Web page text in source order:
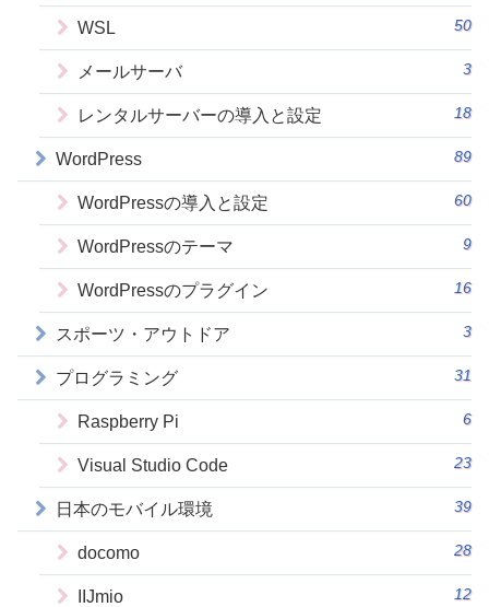
WSL 50
メールサーバ 3
レンタルサーバーの導入と設定 18
WordPress 89
WordPressの導入と設定 60
WordPressのテーマ 9
WordPressのプラグイン 16
スポーツ・アウトドア 3
プログラミング 31
Raspberry Pi 6
Visual Studio Code 23
日本のモバイル環境 39
docomo 28
IIJmio 12